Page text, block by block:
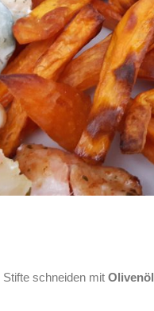
schneiden mit Olivenöl